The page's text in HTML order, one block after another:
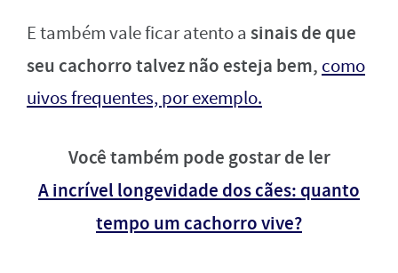
E também vale ficar atento a sinais de que
seu cachorro talvez não esteja bem, como
uivos frequentes, por exemplo.
Você também pode gostar de ler
A incrível longevidade dos cães: quanto
tempo um cachorro vive?